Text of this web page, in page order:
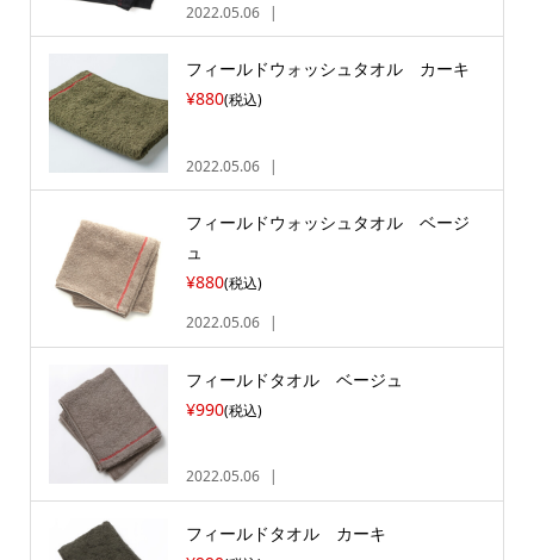
2022.05.06
フィールドウォッシュタオル カーキ
¥880(税込)
2022.05.06
フィールドウォッシュタオル ベージ
ュ
¥880(税込)
2022.05.06
フィールドタオル ベージュ
¥990(税込)
2022.05.06
フィールドタオル カーキ